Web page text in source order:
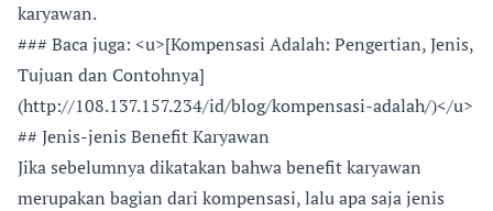
karyawan.
### Baca juga: <u>[Kompensasi Adalah: Pengertian, Jenis,
Tujuan dan Contohnya]
(http://108.137.157.234/id/blog/kompensasi-adalah/)</u>
## Jenis-jenis Benefit Karyawan
Jika sebelumnya dikatakan bahwa benefit karyawan
merupakan bagian dari kompensasi, lalu apa saja jenis